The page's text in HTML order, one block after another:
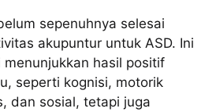
sepenuhnya selesai
akupuntur untuk ASD. Ini
hasil positif
seperti kognisi, motorik
dan sosial, tetapi juga